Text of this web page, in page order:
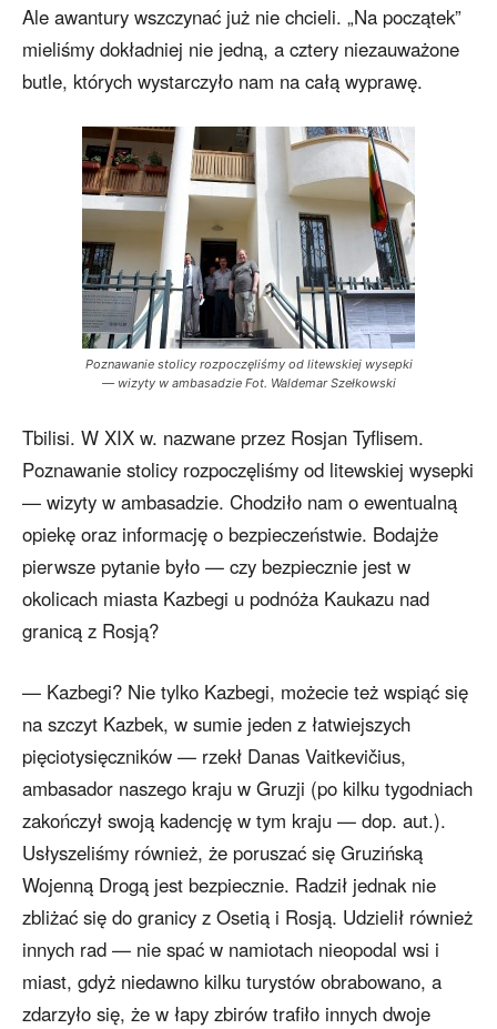
Ale awantury wszczynać już nie chcieli. „Na początek”
mieliśmy dokładniej nie jedną, a cztery niezauważone
butle, których wystarczyło nam na całą wyprawę.
Poznawanie stolicy rozpoczęliśmy od litewskiej wysepki
— wizyty w ambasadzie Fot. Waldemar Szełkowski
Tbilisi. W XIX w. nazwane przez Rosjan Tyflisem.
Poznawanie stolicy rozpoczęliśmy od litewskiej wysepki
— wizyty w ambasadzie. Chodziło nam o ewentualną
opiekę oraz informację o bezpieczeństwie. Bodajże
pierwsze pytanie było — czy bezpiecznie jest w
okolicach miasta Kazbegi u podnóża Kaukazu nad
granicą z Rosją?
— Kazbegi? Nie tylko Kazbegi, możecie też wspiąć się
na szczyt Kazbek, w sumie jeden z łatwiejszych
pięciotysięczników — rzekł Danas Vaitkevičius,
ambasador naszego kraju w Gruzji (po kilku tygodniach
zakończył swoją kadencję w tym kraju — dop. aut.).
Usłyszeliśmy również, że poruszać się Gruzińską
Wojenną Drogą jest bezpiecznie. Radził jednak nie
zbliżać się do granicy z Osetią i Rosją. Udzielił również
innych rad — nie spać w namiotach nieopodal wsi i
miast, gdyż niedawno kilku turystów obrabowano, a
zdarzyło się, że w łapy zbirów trafiło innych dwoje